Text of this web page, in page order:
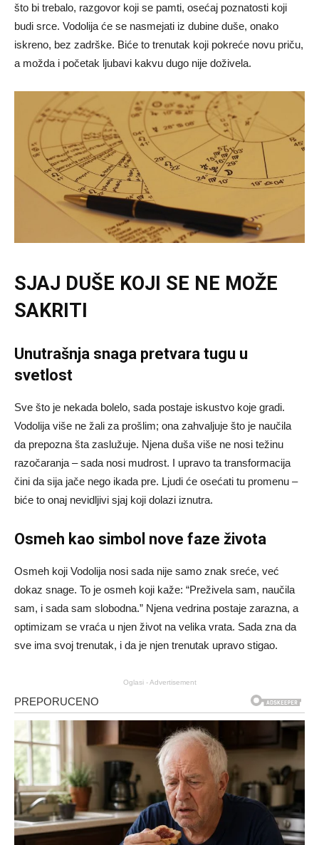
što bi trebalo, razgovor koji se pamti, osećaj poznatosti koji
budi srce. Vodolija će se nasmejati iz dubine duše, onako
iskreno, bez zadrške. Biće to trenutak koji pokreće novu priču,
a možda i početak ljubavi kakvu dugo nije doživela.
SJAJ DUŠE KOJI SE NE MOŽE
SAKRITI
Unutrašnja snaga pretvara tugu u
svetlost
Sve što je nekada bolelo, sada postaje iskustvo koje gradi.
Vodolija više ne žali za prošlim; ona zahvaljuje što je naučila
da prepozna šta zaslužuje. Njena duša više ne nosi težinu
razočaranja – sada nosi mudrost. I upravo ta transformacija
čini da sija jače nego ikada pre. Ljudi će osećati tu promenu –
biće to onaj nevidljivi sjaj koji dolazi iznutra.
Osmeh kao simbol nove faze života
Osmeh koji Vodolija nosi sada nije samo znak sreće, već
dokaz snage. To je osmeh koji kaže: “Preživela sam, naučila
sam, i sada sam slobodna.” Njena vedrina postaje zarazna, a
optimizam se vraća u njen život na velika vrata. Sada zna da
sve ima svoj trenutak, i da je njen trenutak upravo stigao.
Oglasi - Advertisement